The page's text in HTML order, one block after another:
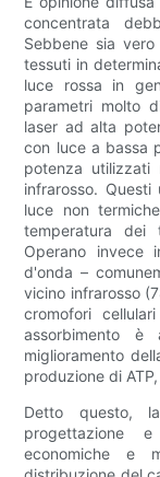
concentrata
Sebbene sia
tessuti in
luce rossa in
parametri molto
laser ad alta
con luce a bassa
potenza utilizzati
infrarosso.
luce non
temperatura dei
Operano invece
d'onda –
vicino infrarosso
cromofori
assorbimento
miglioramento
produzione di
Detto questo,
progettazione
economiche e